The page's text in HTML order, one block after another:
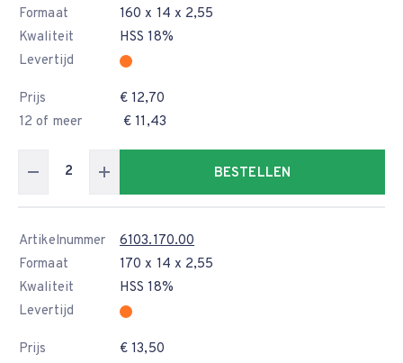
Formaat
160 x 14 x 2,55
Kwaliteit
HSS 18%
Levertijd
Prijs
€ 12,70
12 of meer
€ 11,43
BESTELLEN
Artikelnummer
6103.170.00
Formaat
170 x 14 x 2,55
Kwaliteit
HSS 18%
Levertijd
Prijs
€ 13,50